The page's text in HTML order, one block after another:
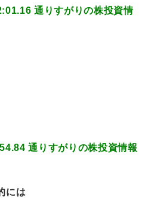
通りすがりの株投資情
通りすがりの株投資情報
には